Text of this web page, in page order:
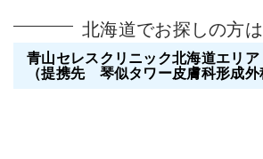
北海道でお探しの方
青山セレスクリニック北海道エリア
（提携先 琴似タワー皮膚科形成外